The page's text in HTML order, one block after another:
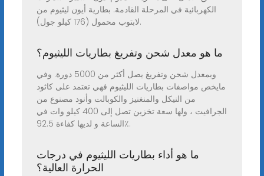
الكهربائية في المرحلة القادمة. بطارية أيون ليثيوم من
لابتوب محمول (176 كيلو جول).
ما هو معدل شحن وتفريغ بطاريات الليثيوم؟
وبمعدل شحن وتفريغ يصل أكثر من 5000 دورة. وفي
مايخص مواصفات بطاريات الليثيوم فهي تعتمد على كاثود
من النيكل والمنغنيز والكوبالت وأنود مصنوع من
الجرافيت ، ولها سعة تخزين تصل إلى 400 كيلو وات في
الساعة و لديها كفاءة 92.5٪.
ما هو أداء بطاريات الليثيوم في درجات
الحرارة العالية؟